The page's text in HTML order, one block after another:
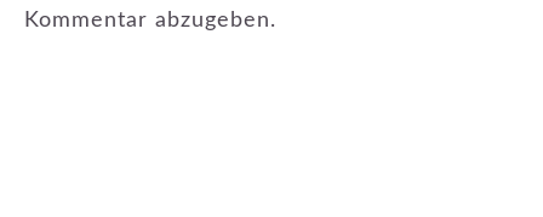
Kommentar abzugeben.